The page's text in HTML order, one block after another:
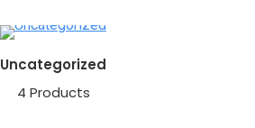
Uncategorized
4 Products